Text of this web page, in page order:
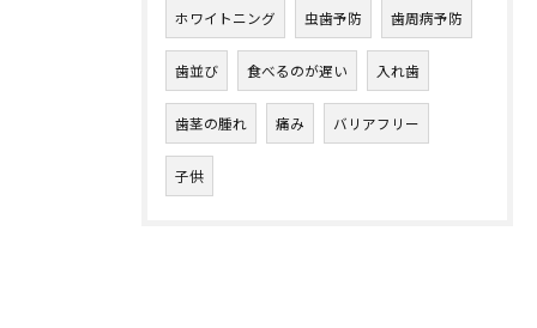
ホワイトニング 虫歯予防 歯周病予防
歯並び 食べるのが遅い 入れ歯
歯茎の腫れ 痛み バリアフリー
子供